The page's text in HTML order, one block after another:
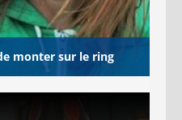
monter sur le ring